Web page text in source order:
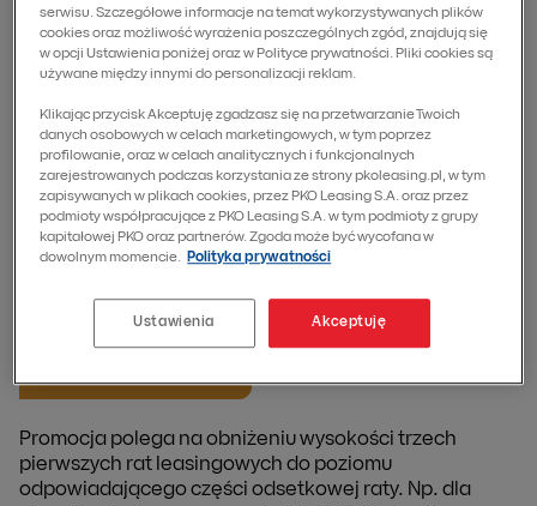
W czasach zwiększonej presji kosztowej z powodu
wysokich cen paliw chcemy wesprzeć Klientów z
branży transportowej. Promocja „Leasing bez
finansowej na początku inwestycji: dla umów
zawartych do 30 września 2026 roku oferujemy
obniżenie trzech pierwszych rat leasingu do wysokości
samych odsetek.
Z obniżonych rat mogą skorzystać jedynie
wymaganej oceny zdolności kredytowej.
Promocja polega na obniżeniu wysokości trzech
pierwszych rat leasingowych do poziomu
odpowiadającego części odsetkowej raty. Np. dla
serwisu. Szczegółowe informacje na temat wykorzystywanych plików
cookies oraz możliwość wyrażenia poszczególnych zgód, znajdują się
w opcji Ustawienia poniżej oraz w Polityce prywatności. Pliki cookies są
używane między innymi do personalizacji reklam.
Klikając przycisk Akceptuję zgadzasz się na przetwarzanie Twoich
danych osobowych w celach marketingowych, w tym poprzez
profilowanie, oraz w celach analitycznych i funkcjonalnych
zarejestrowanych podczas korzystania ze strony pkoleasing.pl, w tym
zapisywanych w plikach cookies, przez PKO Leasing S.A. oraz przez
podmioty współpracujące z PKO Leasing S.A. w tym podmioty z grupy
kapitałowej PKO oraz partnerów. Zgoda może być wycofana w
dowolnym momencie. Polityka prywatności
Akceptuję
Ustawienia